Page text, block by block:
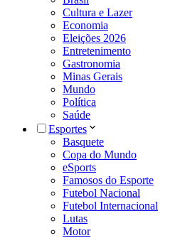
Cultura e Lazer
Economia
Eleições 2026
Entretenimento
Gastronomia
Minas Gerais
Mundo
Política
Saúde
Esportes
Basquete
Copa do Mundo
eSports
Famosos do Esporte
Futebol Nacional
Futebol Internacional
Lutas
Motor